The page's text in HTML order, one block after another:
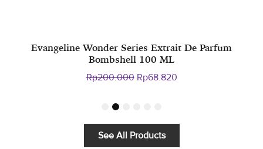
Evangeline Wonder Series Extrait De Parfum
Bombshell 100 ML
Rp200.000 Harga
Rp68.820Harga
Rp68.820.
5
See All Products